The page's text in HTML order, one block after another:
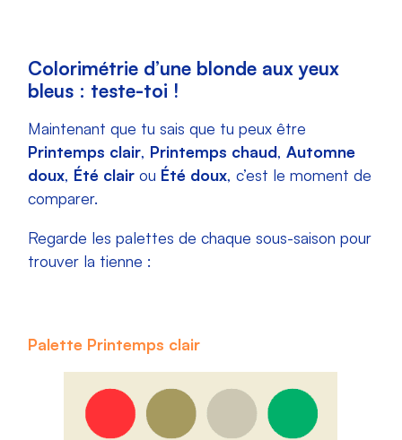
Colorimétrie d’une blonde aux yeux
bleus : teste-toi !
Maintenant que tu sais que tu peux être
Printemps clair, Printemps chaud,Automne
doux, Été clair ou Été doux, c’est le moment de
comparer.
Regarde les palettes de chaque sous-saison pour
trouver la tienne :
Palette Printemps clair